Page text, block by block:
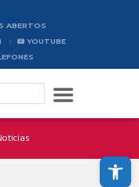
Abrir a barra de ferramentas
ABERTOS
YOUTUBE